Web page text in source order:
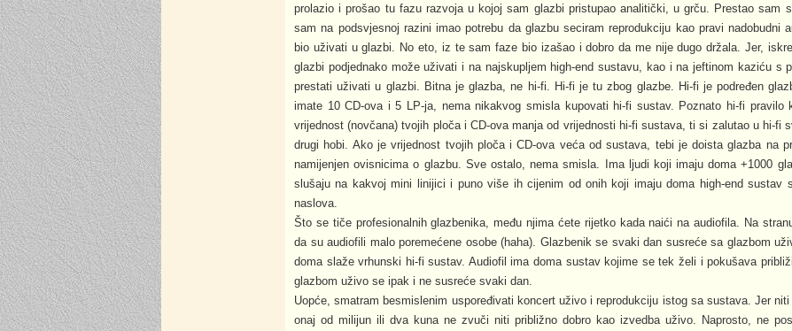
prolazio i prošao tu fazu razvoja u kojoj sam glazbi pristupao analitički, u grču. Prestao sam
sam na podsvjesnoj razini imao potrebu da glazbu seciram reprodukciju kao pravi nadobudni
bio uživati u glazbi. No eto, iz te sam faze bio izašao i dobro da me nije dugo držala. Jer,
glazbi podjednako može uživati i na najskupljem high-end sustavu, kao i na jeftinom kaziću s
prestati uživati u glazbi. Bitna je glazba, ne hi-fi. Hi-fi je tu zbog glazbe. Hi-fi je podređen
imate 10 CD-ova i 5 LP-ja, nema nikakvog smisla kupovati hi-fi sustav. Poznato hi-fi pravilo
vrijednost (novčana) tvojih ploča i CD-ova manja od vrijednosti hi-fi sustava, ti si zalutao u hi-fi
drugi hobi. Ako je vrijednost tvojih ploča i CD-ova veća od sustava, tebi je doista glazba na
namijenjen ovisnicima o glazbu. Sve ostalo, nema smisla. Ima ljudi koji imaju doma +1000
slušaju na kakvoj mini linijici i puno više ih cijenim od onih koji imaju doma high-end sustav
naslova.
Što se tiče profesionalnih glazbenika, među njima ćete rijetko kada naići na audiofila. Na
da su audiofili malo poremećene osobe (haha). Glazbenik se svaki dan susreće sa glazbom
doma slaže vrhunski hi-fi sustav. Audiofil ima doma sustav kojime se tek želi i pokušava
glazbom uživo se ipak i ne susreće svaki dan.
Uopće, smatram besmislenim uspoređivati koncert uživo i reprodukciju istog sa sustava. Jer
onaj od milijun ili dva kuna ne zvuči niti približno dobro kao izvedba uživo. Naprosto, ne